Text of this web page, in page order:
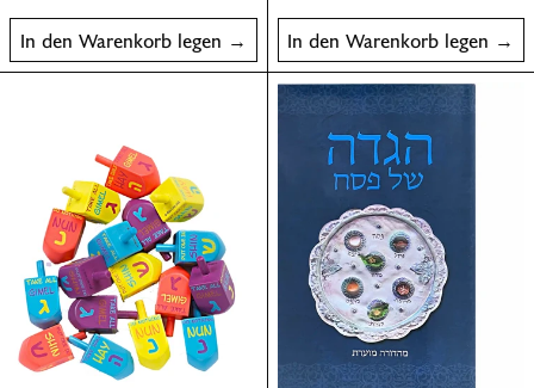
In den Warenkorb legen In den Warenkorb legen
Großer Trendel aus Holz, farbig lackiert
Haggada für